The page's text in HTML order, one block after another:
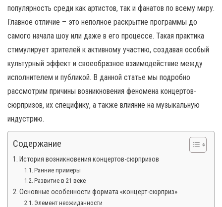
популярность среди как артистов, так и фанатов по всему миру.
Главное отличие – это неполное раскрытие программы до
самого начала шоу или даже в его процессе. Такая практика
стимулирует зрителей к активному участию, создавая особый
культурный эффект и своеобразное взаимодействие между
исполнителем и публикой. В данной статье мы подробно
рассмотрим причины возникновения феномена концертов-
сюрпризов, их специфику, а также влияние на музыкальную
индустрию.
Содержание
История возникновения концертов-сюрпризов
Ранние примеры
Развитие в 21 веке
Основные особенности формата «концерт-сюрприз»
Элемент неожиданности